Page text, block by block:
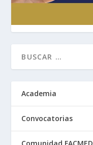
Academia
Convocatorias